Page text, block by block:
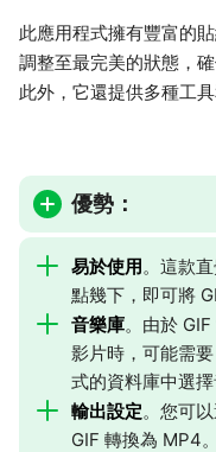
此應用程式擁有豐富的
調整至最完美的狀態，
此外，它還提供多種工
優勢：
易於使用。這款
點幾下，即可將
音樂庫。由於
影片時，可能需要
式的資料庫中選擇
輸出設定。您可
GIF 轉換為 MP4